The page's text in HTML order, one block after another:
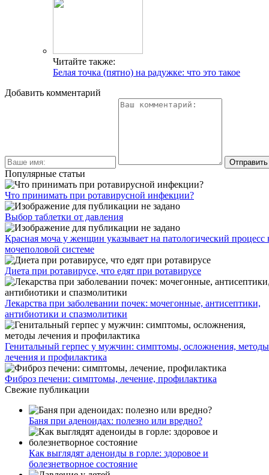
Читайте также:
Белая точка (пятно) на радужке: что это такое
Добавить комментарий
Популярные статьи
Что принимать при ротавирусной инфекции?
Выбор таблетки от давления
Красная моча у женщин указывает на патологический процесс
мочеполовой системе
Диета при ротавирусе, что едят при ротавирусе
Лекарства при заболевании почек: мочегонные, антисептики,
антибиотики и спазмолитики
Генитальный герпес у мужчин: симптомы, осложнения, методы
лечения и профилактика
Фиброз печени: симптомы, лечение, профилактика
Свежие публикации
Баня при аденоидах: полезно или вредно?
Как выглядят аденоиды в горле: здоровое и
болезнетворное состояние